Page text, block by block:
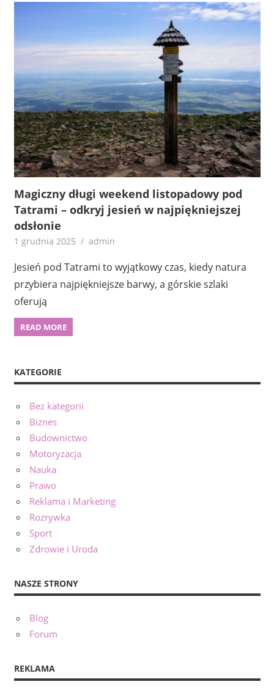
Magiczny długi weekend listopadowy pod
Tatrami – odkryj jesień w najpiękniejszej
odsłonie
1 grudnia 2025 admin
Jesień pod Tatrami to wyjątkowy czas, kiedy natura
przybiera najpiękniejsze barwy, a górskie szlaki
oferują
READ MORE
KATEGORIE
Bez kategorii
Biznes
Budownictwo
Motoryzacja
Nauka
Prawo
Reklama i Marketing
Rozrywka
Sport
Zdrowie i Uroda
NASZE STRONY
Blog
Forum
REKLAMA